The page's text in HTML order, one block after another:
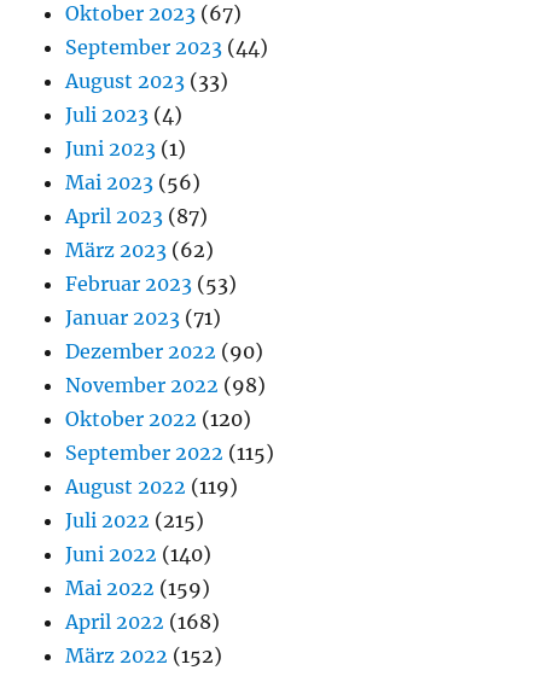
Oktober 2023 (67)
September 2023 (44)
August 2023 (33)
Juli 2023 (4)
Juni 2023 (1)
Mai 2023 (56)
April 2023 (87)
März 2023 (62)
Februar 2023 (53)
Januar 2023 (71)
Dezember 2022 (90)
November 2022 (98)
Oktober 2022 (120)
September 2022 (115)
August 2022 (119)
Juli 2022 (215)
Juni 2022 (140)
Mai 2022 (159)
April 2022 (168)
März 2022 (152)